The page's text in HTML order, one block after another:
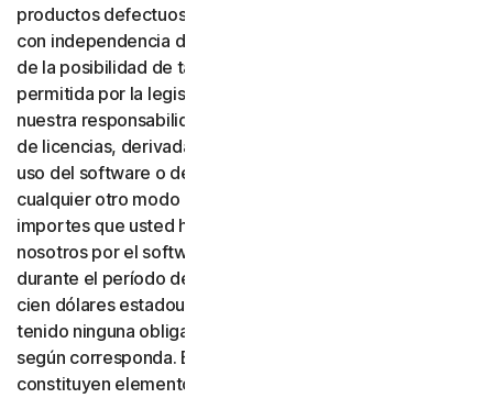
productos defectuosos o cualquier otra teoría legal, y
con independencia de que Gen haya sido advertida o no
de la posibilidad de tales daños. En la máxima medida
permitida por la legislación aplicable, en ningún caso
nuestra responsabilidad total o la de nuestros emisores
de licencias, derivada del uso o de la imposibilidad de
uso del software o de los servicios, o relacionada de
cualquier otro modo con estas condiciones, superará los
importes que usted haya pagado o deba pagar a
nosotros por el software o los servicios aplicables
durante el período de suscripción correspondiente, o
cien dólares estadounidenses (100 USD) si usted no ha
tenido ninguna obligación de pago frente a nosotros,
según corresponda. Estas exclusiones y limitaciones
constituyen elementos fundamentales de la base del